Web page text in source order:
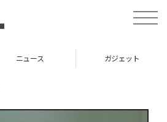
toggle
ニュース ガジェット